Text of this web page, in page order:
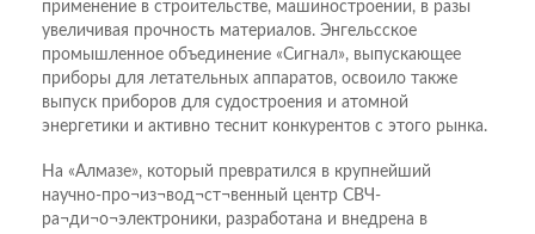
применение в строительстве, машиностроении, в разы
увеличивая прочность материалов. Энгельсское
промышленное объединение «Сигнал», выпускающее
приборы для летательных аппаратов, освоило также
выпуск приборов для судостроения и атомной
энергетики и активно теснит конкурентов с этого рынка.
На «Алмазе», который превратился в крупнейший
научно-про¬из¬вод¬ст¬венный центр СВЧ-
ра¬ди¬о¬электроники, разработана и внедрена в